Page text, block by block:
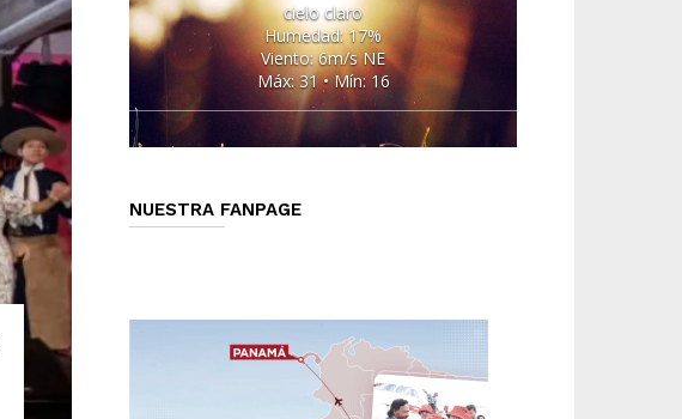
cielo claro
Humedad: 17%
Viento: 6m/s NE
Máx: 31 • Mín: 16
NUESTRA FANPAGE